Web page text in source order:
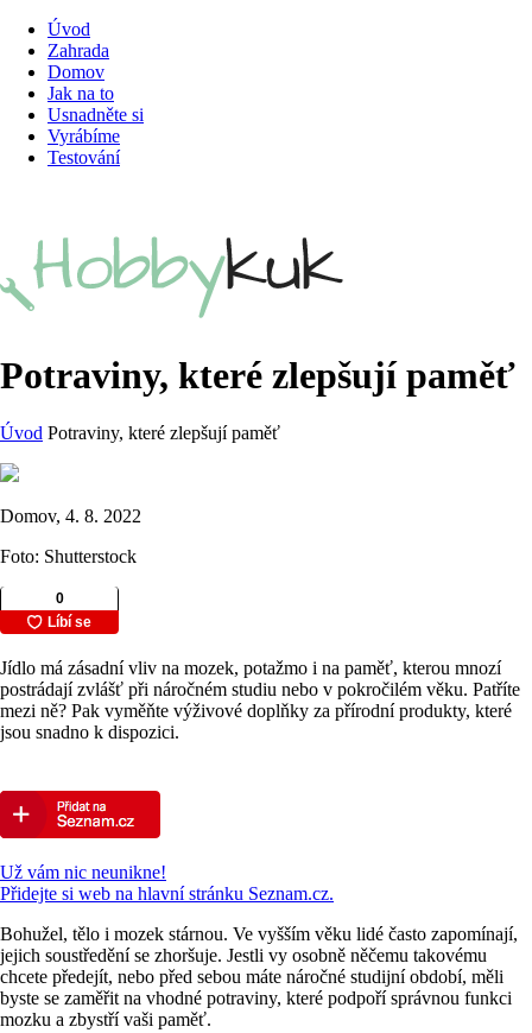
Úvod
Zahrada
Domov
Jak na to
Usnadněte si
Vyrábíme
Testování
Potraviny, které zlepšují paměť
Úvod Potraviny, které zlepšují paměť
Domov, 4. 8. 2022
Foto: Shutterstock
Jídlo má zásadní vliv na mozek, potažmo i na paměť, kterou mnozí
postrádají zvlášť při náročném studiu nebo v pokročilém věku. Patříte
mezi ně? Pak vyměňte výživové doplňky za přírodní produkty, které
jsou snadno k dispozici.
Už vám nic neunikne!
Přidejte si web na hlavní stránku Seznam.cz.
Bohužel, tělo i mozek stárnou. Ve vyšším věku lidé často zapomínají,
jejich soustředění se zhoršuje. Jestli vy osobně něčemu takovému
chcete předejít, nebo před sebou máte náročné studijní období, měli
byste se zaměřit na vhodné potraviny, které podpoří správnou funkci
mozku a zbystří vaši paměť.